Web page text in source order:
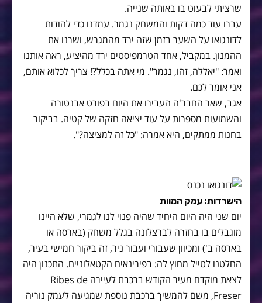
שרציתי לבעוט בו באותה שנייה.
עברו עוד כמה דקות והמשחק נגמר. עמדנו כדי להודות
לדונגואו על השער בזמן שזה ירד מהמגרש, ושרנו את
ההמנון. במקביל, אחד הטרמפיסטים ירד מהיציע, ראה אותנו
ואמר: "יאללה, זהו, נגמר". מי אתה בכלל?! צריך לכלוא אותם,
אני אומר לכם.
אגב, שאר החבר'ה העבירו את היום בפורט אבנטורה
והשמועות מספרות על עוד יציאה חזקה של קטיה. בביקור
בחנות ממתקים, היא אמרה: "כל זה למציצה?".
הישרדות: עמק המוות
יום שני היה היום היחיד שהיה פנוי לנו לגמרי, שלא היינו
מוגבלים בו בחזרה לברצלונה בגלל משחק (בארסה או
בארסה ב') ומכיוון שעבורי ועבור ניר, זה ביקור חמישי בעיר,
החלטנו לטייל מחוץ לה: בפירינאים הקטאלוניים. התכנון היה
לצאת מוקדם מעיר הקודש ברכבת לעיירה Ribes de
Freser, משם להמשיך ברכבת נוספת שמגיעה לעמק נוריה